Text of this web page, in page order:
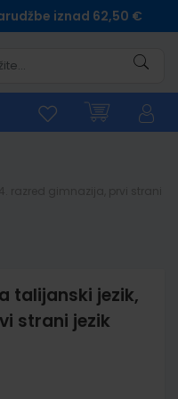
iznad 62,50 €
talijanski jezik,
strani jezik